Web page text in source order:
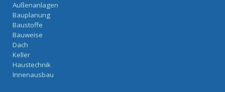
Außenanlagen
Bauplanung
Baustoffe
Bauweise
Dach
Keller
Haustechnik
Innenausbau